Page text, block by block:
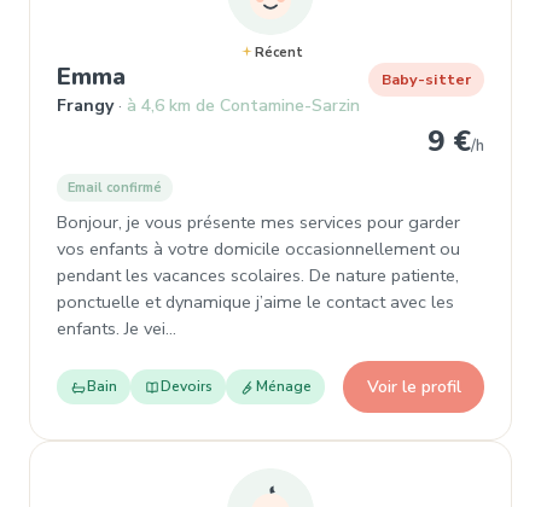
Récent
Emma , Garde d'enfant à Frangy
Frangy à 4,6 km de Contamine-Sarzin
Baby-sitter
9 €/h
Email confirmé
Bonjour, je vous présente mes services pour garder
vos enfants à votre domicile occasionnellement ou
pendant les vacances scolaires. De nature patiente,
ponctuelle et dynamique j’aime le contact avec les
enfants. Je vei…
Bain Devoirs Ménage Voir le profil